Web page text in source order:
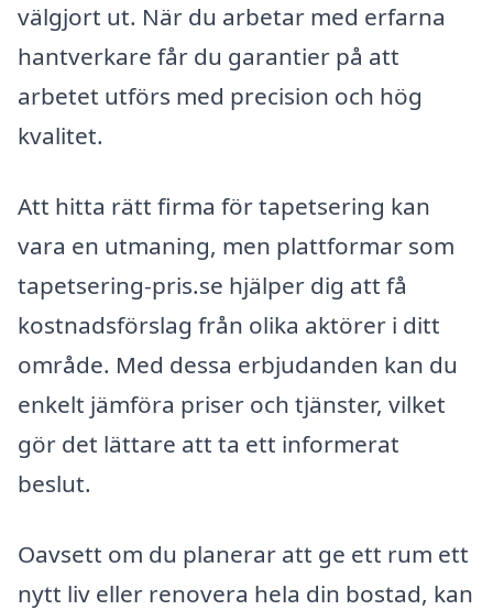
välgjort ut. När du arbetar med erfarna
hantverkare får du garantier på att
arbetet utförs med precision och hög
kvalitet.
Att hitta rätt firma för tapetsering kan
vara en utmaning, men plattformar som
tapetsering-pris.se hjälper dig att få
kostnadsförslag från olika aktörer i ditt
område. Med dessa erbjudanden kan du
enkelt jämföra priser och tjänster, vilket
gör det lättare att ta ett informerat
beslut.
Oavsett om du planerar att ge ett rum ett
nytt liv eller renovera hela din bostad, kan